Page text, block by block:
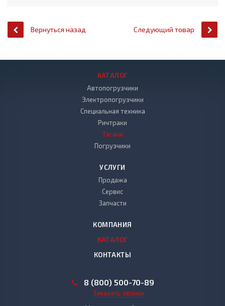
Вернуться назад Следующий товар
КАТАЛОГ
Автопогрузчики
Электропогрузчики
Специальная техника
Ричтраки
Тягачи
Погрузчики
УСЛУГИ
Продажа
Сервис
Запчасти
КОМПАНИЯ
КАТАЛОГ
КОНТАКТЫ
8 (800) 500-70-89
Заказать звонок